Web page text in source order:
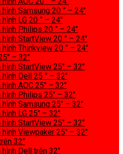
hình Samsung 20 ” – 24″
hình LG 20 ” – 24″
hình Philips 20 ” – 24″
hình StartView 20 ” – 24″
hình Thinkview 20 ” – 24″
– 32″
hình StartView 25″ – 32″
hình Dell 25 ” – 32″
hình AOC 25″ – 32″
hình Philips 25″ – 32″
hình Samsung 25″ – 32″
hình LG 25″ – 32″
hình StartView 25″ – 32″
hình Viewpaker 25″ – 32″
32″
hình Dell trên 32″